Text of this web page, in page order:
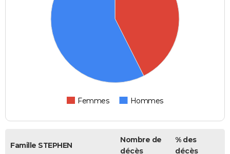
Femmes Hommes
Famille STEPHEN
Nombre de
décès
% des
décès